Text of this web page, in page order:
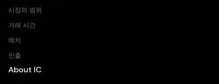
시장의 범위
거래 시간
예치
인출
About IC